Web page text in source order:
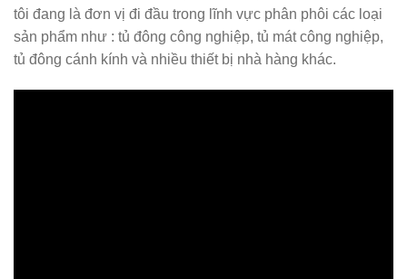
tôi đang là đơn vị đi đầu trong lĩnh vực phân phôi các loại
sản phẩm như : tủ đông công nghiệp, tủ mát công nghiệp,
tủ đông cánh kính và nhiều thiết bị nhà hàng khác.